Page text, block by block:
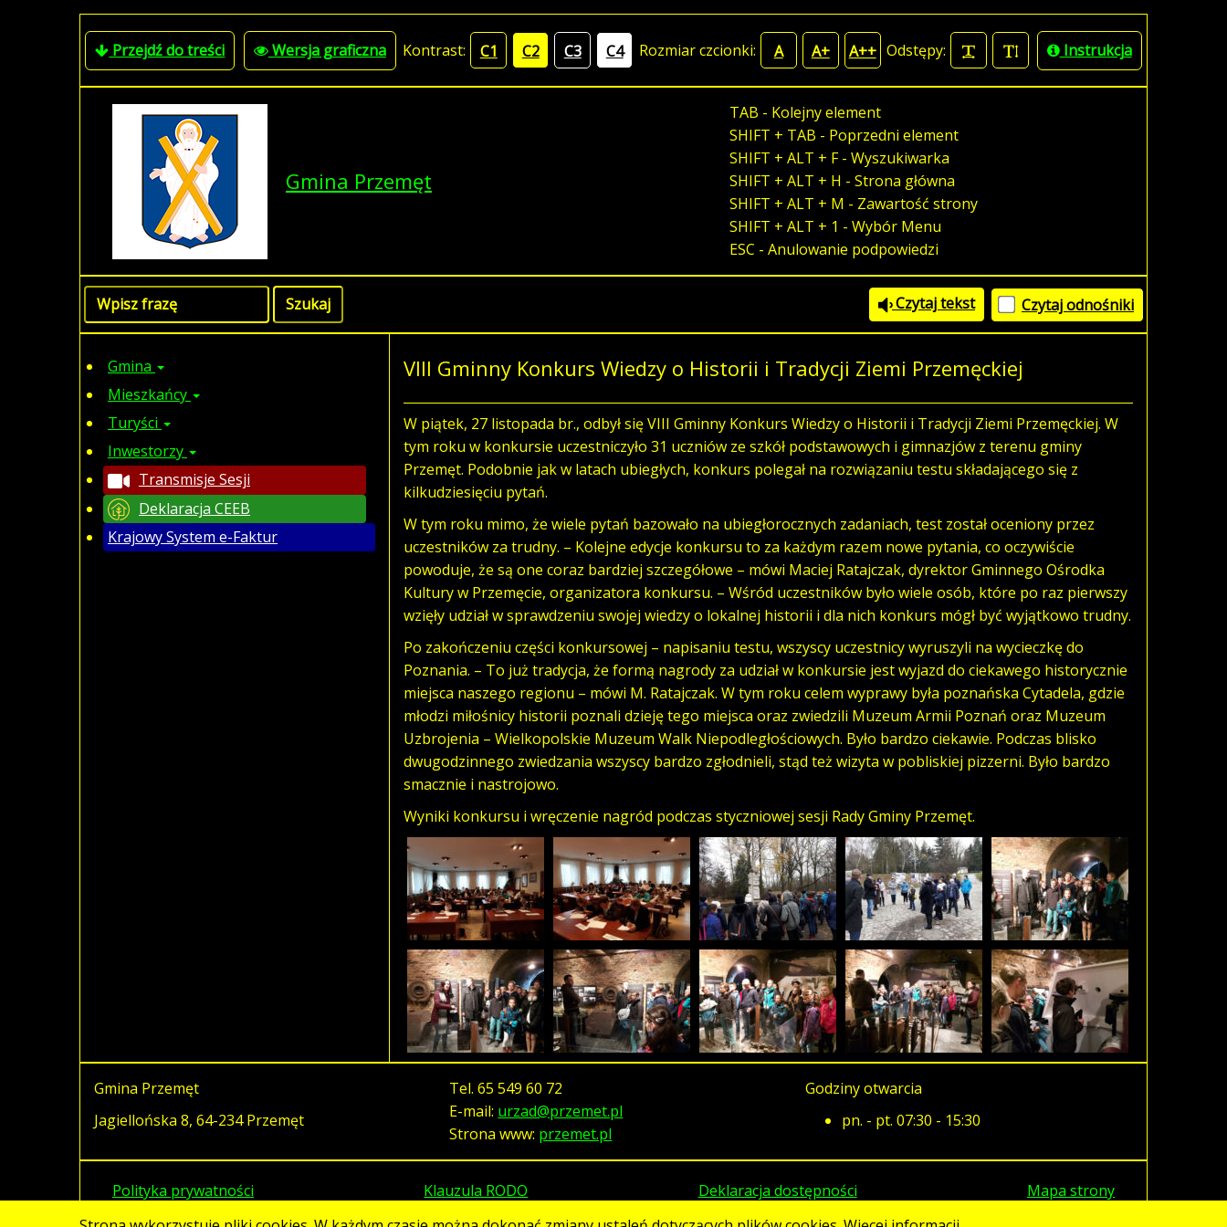
Przejdź do treści Wersja graficzna Kontrast: C1 C2 C3 C4 Rozmiar czcionki: A A+ A++ Odstępy: Instrukcja
Gmina Przemęt
TAB - Kolejny element
SHIFT + TAB - Poprzedni element
SHIFT + ALT + F - Wyszukiwarka
SHIFT + ALT + H - Strona główna
SHIFT + ALT + M - Zawartość strony
SHIFT + ALT + 1 - Wybór Menu
ESC - Anulowanie podpowiedzi
Czytaj tekst Czytaj odnośniki
Gmina
Mieszkańcy
Turyści
Inwestorzy
Transmisje Sesji
Deklaracja CEEB
Krajowy System e-Faktur
VIII Gminny Konkurs Wiedzy o Historii i Tradycji Ziemi Przemęckiej
W piątek, 27 listopada br., odbył się VIII Gminny Konkurs Wiedzy o Historii i Tradycji Ziemi Przemęckiej. W
tym roku w konkursie uczestniczyło 31 uczniów ze szkół podstawowych i gimnazjów z terenu gminy
Przemęt. Podobnie jak w latach ubiegłych, konkurs polegał na rozwiązaniu testu składającego się z
kilkudziesięciu pytań.
W tym roku mimo, że wiele pytań bazowało na ubiegłorocznych zadaniach, test został oceniony przez
uczestników za trudny. – Kolejne edycje konkursu to za każdym razem nowe pytania, co oczywiście
powoduje, że są one coraz bardziej szczegółowe – mówi Maciej Ratajczak, dyrektor Gminnego Ośrodka
Kultury w Przemęcie, organizatora konkursu. – Wśród uczestników było wiele osób, które po raz pierwszy
wzięły udział w sprawdzeniu swojej wiedzy o lokalnej historii i dla nich konkurs mógł być wyjątkowo trudny.
Po zakończeniu części konkursowej – napisaniu testu, wszyscy uczestnicy wyruszyli na wycieczkę do
Poznania. – To już tradycja, że formą nagrody za udział w konkursie jest wyjazd do ciekawego historycznie
miejsca naszego regionu – mówi M. Ratajczak. W tym roku celem wyprawy była poznańska Cytadela, gdzie
młodzi miłośnicy historii poznali dzieję tego miejsca oraz zwiedzili Muzeum Armii Poznań oraz Muzeum
Uzbrojenia – Wielkopolskie Muzeum Walk Niepodległościowych. Było bardzo ciekawie. Podczas blisko
dwugodzinnego zwiedzania wszyscy bardzo zgłodnieli, stąd też wizyta w pobliskiej pizzerni. Było bardzo
smacznie i nastrojowo.
Wyniki konkursu i wręczenie nagród podczas styczniowej sesji Rady Gminy Przemęt.
Gmina Przemęt
Jagiellońska 8, 64-234 Przemęt
Tel.65 549 60 72
E-mail: urzad@przemet.pl
Strona www: przemet.pl
Godziny otwarcia
pn. - pt. 07:30 - 15:30
Polityka prywatności Klauzula RODO Deklaracja dostępności
Mapa strony